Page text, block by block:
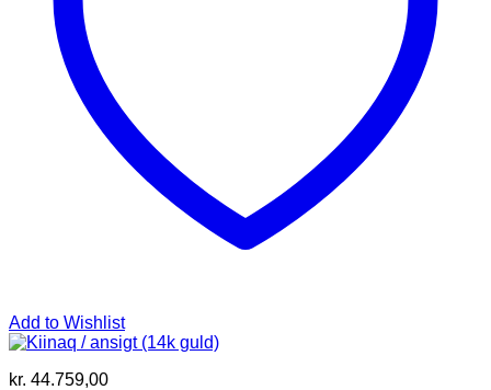
Add to Wishlist
kr. 44.759,00